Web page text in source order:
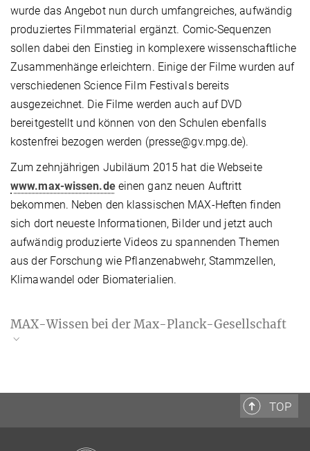
wurde das Angebot nun durch umfangreiches, aufwändig
produziertes Filmmaterial ergänzt. Comic-Sequenzen
sollen dabei den Einstieg in komplexere wissenschaftliche
Zusammenhänge erleichtern. Einige der Filme wurden auf
verschiedenen Science Film Festivals bereits
ausgezeichnet. Die Filme werden auch auf DVD
bereitgestellt und können von den Schulen ebenfalls
kostenfrei bezogen werden (presse@gv.mpg.de).
Zum zehnjährigen Jubiläum 2015 hat die Webseite
www.max-wissen.deeinen ganz neuen Auftritt
bekommen. Neben den klassischen MAX-Heften finden
sich dort neueste Informationen, Bilder und jetzt auch
aufwändig produzierte Videos zu spannenden Themen
aus der Forschung wie Pflanzenabwehr, Stammzellen,
Klimawandel oder Biomaterialien.
MAX-Wissen bei der Max-Planck-Gesellschaft
MAX-Hefte
TOP